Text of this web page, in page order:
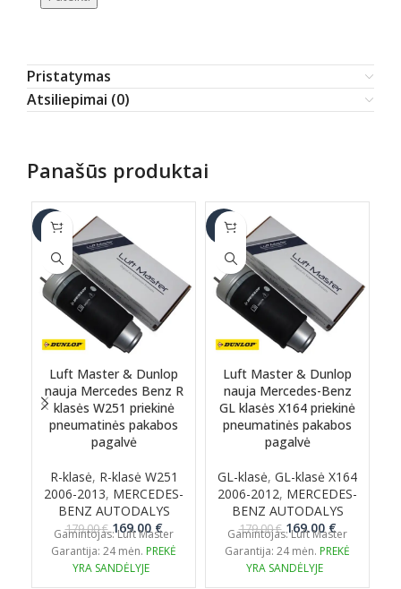
Pristatymas
Atsiliepimai (0)
Panašūs produktai
-6%
Luft Master & Dunlop
nauja Mercedes Benz R
klasės W251 priekinė
pneumatinės pakabos
pagalvė
R-klasė, R-klasė W251
2006-2013, MERCEDES-
BENZ AUTODALYS
179.00€ Original
price
was:
179.00 €.
169.00€Current
price
Gamintojas: Luft Master
Garantija: 24 mėn. PREKĖ
YRA SANDĖLYJE
-6%
Luft Master & Dunlop
nauja Mercedes-Benz
GL klasės X164 priekinė
pneumatinės pakabos
pagalvė
GL-klasė, GL-klasė X164
2006-2012, MERCEDES-
BENZ AUTODALYS
179.00€ Original
price
was:
179.00 €.
169.00€Current
price
Gamintojas: Luft Master
Garantija: 24 mėn. PREKĖ
YRA SANDĖLYJE